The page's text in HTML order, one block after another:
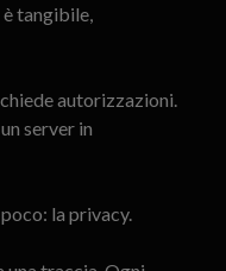
tangibile,
autorizzazioni.
server in
la privacy.